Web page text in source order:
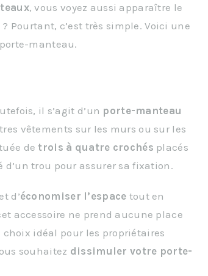
, vous voyez aussi apparaître le
Pourtant, c’est très simple. Voici une
manteau.
il s’agit d’un porte-manteau
vêtements sur les murs ou sur les
de trois à quatre crochés placés
trou pour assurer sa fixation.
d’économiser l’espace tout en
accessoire ne prend aucune place
idéal pour les propriétaires
souhaitez dissimuler votre porte-